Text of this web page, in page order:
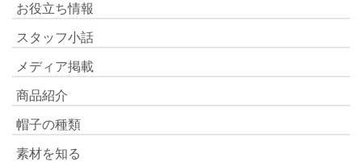
お役立ち情報
スタッフ小話
メディア掲載
商品紹介
帽子の種類
素材を知る